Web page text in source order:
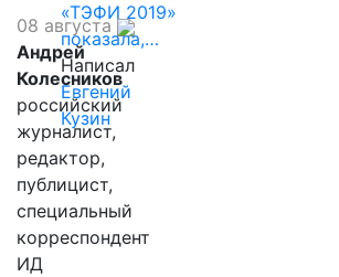
«ТЭФИ 2019»
показала,…
Написал
Евгений
Кузин
08 августа
Андрей
Колесников
российский
журналист,
редактор,
публицист,
специальный
корреспондент
ИД